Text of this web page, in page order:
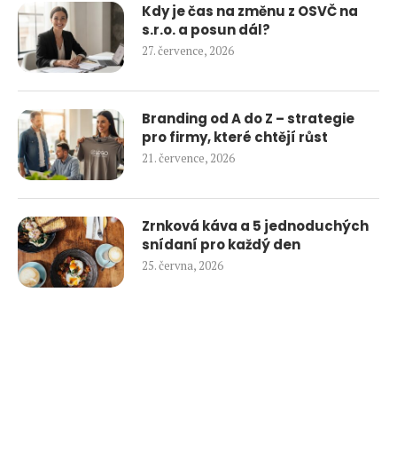
Kdy je čas na změnu z OSVČ na
s.r.o. a posun dál?
27. července, 2026
Branding od A do Z – strategie
pro firmy, které chtějí růst
21. července, 2026
Zrnková káva a 5 jednoduchých
snídaní pro každý den
25. června, 2026